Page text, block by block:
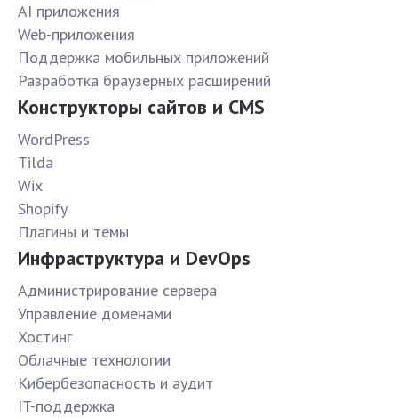
AI приложения
Web-приложения
Поддержка мобильных приложений
Разработка браузерных расширений
Конструкторы сайтов и CMS
WordPress
Tilda
Wix
Shopify
Плагины и темы
Инфраструктура и DevOps
Администрирование сервера
Управление доменами
Хостинг
Облачные технологии
Кибербезопасность и аудит
IT-поддержка